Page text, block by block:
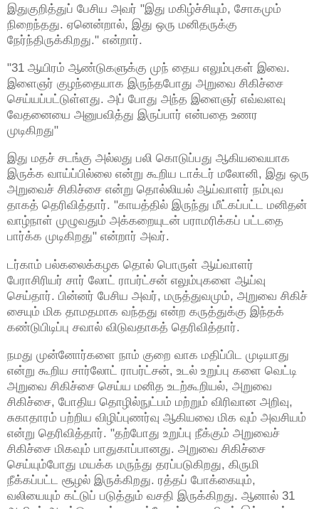
இதுகுறித்துப் பேசிய அவர் "இது மகிழ்ச்சியும், சோகமும்
நிறைந்தது. ஏனென்றால், இது ஒரு மனிதருக்கு
நேர்ந்திருக்கிறது." என்றார்.
"31 ஆயிரம் ஆண்டுகளுக்கு முந் தைய எலும்புகள் இவை.
இளைஞர் குழந்தையாக இருந்தபோது அறுவை சிகிச்சை
செய்யப்பட்டுள்ளது. அப் போது அந்த இளைஞர் எவ்வளவு
வேதனையை அனுபவித்து இருப்பார் என்பதை உணர
முடிகிறது"
இது மதச் சடங்கு அல்லது பலி கொடுப்பது ஆகியவையாக
இருக்க வாய்ப்பில்லை என்று கூறிய டாக்டர் மலோனி, இது ஒரு
அறுவைச் சிகிச்சை என்று தொல்லியல் ஆய்வாளர் நம்புவ
தாகத் தெரிவித்தார். "காயத்தில் இருந்து மீட்கப்பட்ட மனிதன்
வாழ்நாள் முழுவதும் அக்கறையுடன் பராமரிக்கப் பட்டதை
பார்க்க முடிகிறது" என்றார் அவர்.
டர்காம் பல்கலைக்கழக தொல் பொருள் ஆய்வாளர்
பேராசிரியர் சார் லோட் ராபர்ட்சன் எலும்புகளை ஆய்வு
செய்தார். பின்னர் பேசிய அவர், மருத்துவமும், அறுவை சிகிச்
சையும் மிக தாமதமாக வந்தது என்ற கருத்துக்கு இந்தக்
கண்டுபிடிப்பு சவால் விடுவதாகத் தெரிவித்தார்.
நமது முன்னோர்களை நாம் குறை வாக மதிப்பிட முடியாது
என்று கூறிய சார்லோட் ராபர்ட்சன், உடல் உறுப்பு களை வெட்டி
அறுவை சிகிச்சை செய்ய மனித உடற்கூறியல், அறுவை
சிகிச்சை, போதிய தொழில்நுட்பம் மற்றும் விரிவான அறிவு,
சுகாதாரம் பற்றிய விழிப்புணர்வு ஆகியவை மிக வும் அவசியம்
என்று தெரிவித்தார். "தற்போது உறுப்பு நீக்கும் அறுவைச்
சிகிச்சை மிகவும் பாதுகாப்பானது. அறுவை சிகிச்சை
செய்யும்போது மயக்க மருந்து தரப்படுகிறது, கிருமி
நீக்கப்பட்ட சூழல் இருக்கிறது. ரத்தப் போக்கையும்,
வலியையும் கட்டுப் படுத்தும் வசதி இருக்கிறது. ஆனால் 31